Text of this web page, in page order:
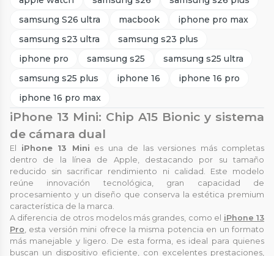
samsung S26 ultra
macbook
iphone pro max
samsung s23 ultra
samsung s23 plus
iphone pro
samsung s25
samsung s25 ultra
samsung s25 plus
iphone 16
iphone 16 pro
iphone 16 pro max
iPhone 13 Mini: Chip A15 Bionic y sistema
de cámara dual
El iPhone 13 Mini es una de las versiones más completas
dentro de la línea de Apple, destacando por su tamaño
reducido sin sacrificar rendimiento ni calidad. Este modelo
reúne innovación tecnológica, gran capacidad de
procesamiento y un diseño que conserva la estética premium
característica de la marca.
A diferencia de otros modelos más grandes, como el iPhone 13
Pro , esta versión mini ofrece la misma potencia en un formato
más manejable y ligero. De esta forma, es ideal para quienes
buscan un dispositivo eficiente, con excelentes prestaciones,